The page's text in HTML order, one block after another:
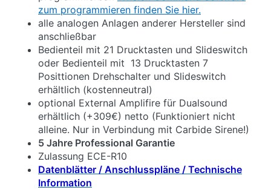
zum programmieren finden Sie hier.
alle analogen Anlagen anderer Hersteller sind
anschließbar
Bedienteil mit 21 Drucktasten und Slideswitch
oder Bedienteil mit 13 Drucktasten 7
Posittionen Drehschalter und Slideswitch
erhältlich (kostenneutral)
optional External Amplifire für Dualsound
erhältlich (+309€) netto (Funktioniert nicht
alleine. Nur in Verbindung mit Carbide Sirene!)
5 Jahre Professional Garantie
Zulassung ECE-R10
Datenblätter / Anschlusspläne / Technische
Information